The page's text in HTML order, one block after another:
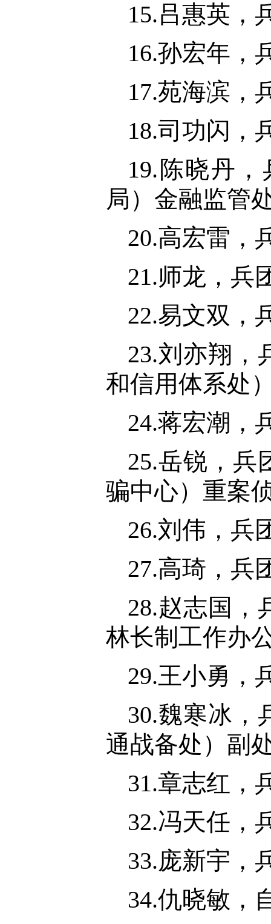
15.吕惠英，
16.孙宏年，
17.苑海滨，
18.司功闪，
19.陈晓丹
局）金融监管
20.高宏雷，
21.师龙，兵
22.易文双，
23.刘亦翔，
和信用体系处
24.蒋宏潮，
25.岳锐，兵
骗中心）重案
26.刘伟，兵
27.高琦，兵
28.赵志国，
林长制工作办
29.王小勇，
30.魏寒冰，
通战备处）副
31.章志红，
32.冯天任，
33.庞新宇，
34.仇晓敏，